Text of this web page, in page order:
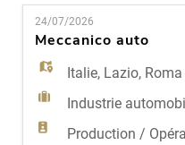
vendita esclusivo a
cerchiamo Una persona
professionale,
hairstyling e
24/07/2026
Meccanico auto
Italie, Lazio, Roma
Industrie
Production /